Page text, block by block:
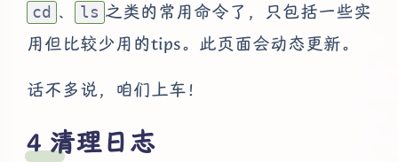
cd 、 ls 之类的常用命令了，只包括一些实
用但比较少用的tips。此页面会动态更新。
话不多说，咱们上车！
清理日志